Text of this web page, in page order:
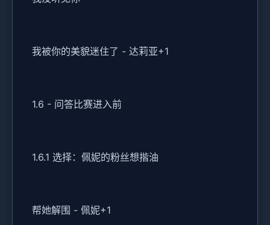
我被你的美貌迷住了 - 达莉亚+1
1.6 - 问答比赛进入前
1.6.1 选择：佩妮的粉丝想揩油
帮她解围 - 佩妮+1